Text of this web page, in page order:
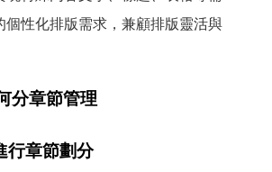
個性化排版需求，兼顧排版靈活與
分章節管理
行章節劃分